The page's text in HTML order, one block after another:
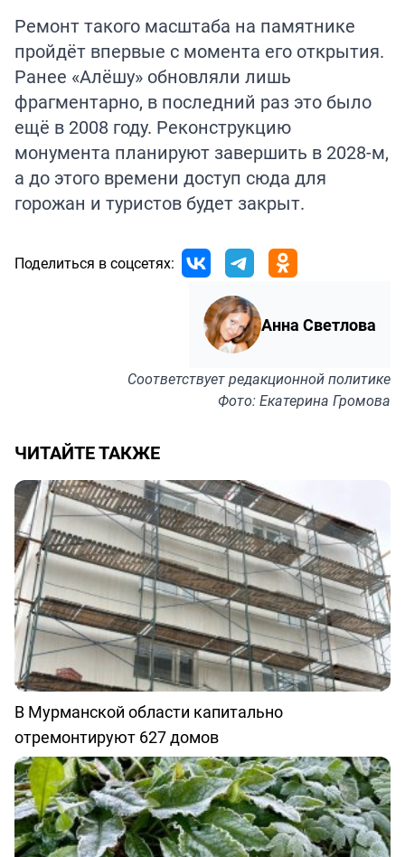
Ремонт такого масштаба на памятнике
пройдёт впервые с момента его открытия.
Ранее «Алёшу» обновляли лишь
фрагментарно, в последний раз это было
ещё в 2008 году. Реконструкцию
монумента планируют завершить в 2028-м,
а до этого времени доступ сюда для
горожан и туристов будет закрыт.
Поделиться в соцсетях:
Анна Светлова
Соответствуетредакционной политике
Фото: Екатерина Громова
ЧИТАЙТЕ ТАКЖЕ
В Мурманской области капитально
отремонтируют 627 домов